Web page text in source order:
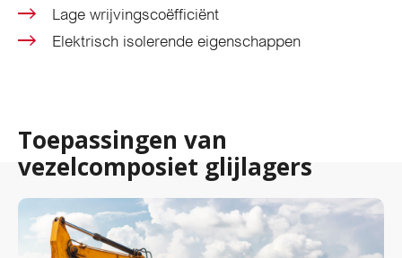
Lage wrijvingscoëfficiënt
Elektrisch isolerende eigenschappen
Toepassingen van
vezelcomposiet glijlagers